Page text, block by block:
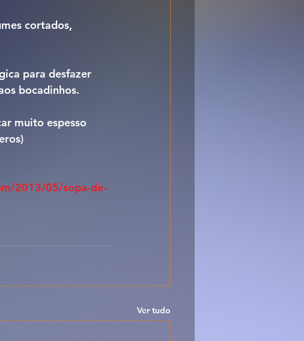
cortados,
para desfazer
bocadinhos.
muito espesso
2013/05/sopa-de-
Ver tudo